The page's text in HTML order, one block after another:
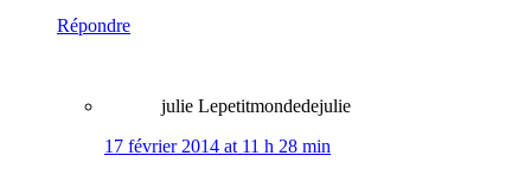
Répondre
julie Lepetitmondedejulie
17 février 2014 at 11 h 28 min